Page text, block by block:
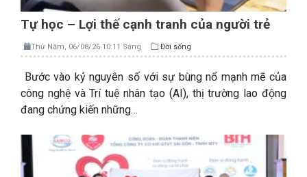
Tự học – Lợi thế cạnh tranh của người trẻ
Thứ Năm, 06/08/26 10:11 Sáng Đời sống
Bước vào kỷ nguyên số với sự bùng nổ mạnh mẽ của
công nghệ và Trí tuệ nhân tạo (AI), thị trường lao động
đang chứng kiến những…